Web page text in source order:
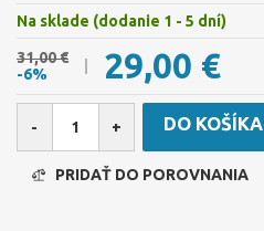
Na sklade (dodanie 1 - 5 dní)
31,00 €
-6%
29,00 €
- + DO KOŠÍKA
PRIDAŤ DO POROVNANIA